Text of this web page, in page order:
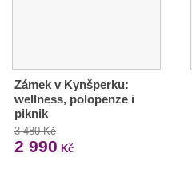
Zámek v Kynšperku:
wellness, polopenze i
piknik
3 480 Kč
2 990 Kč